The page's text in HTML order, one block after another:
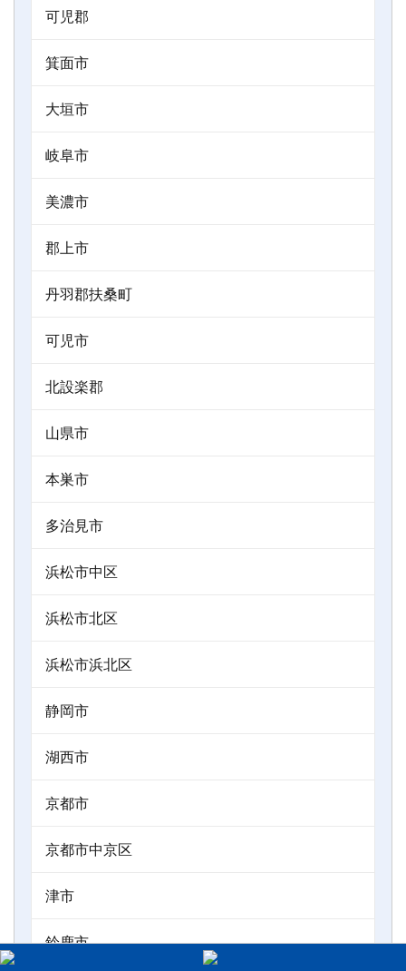
可児郡
箕面市
大垣市
岐阜市
美濃市
郡上市
丹羽郡扶桑町
可児市
北設楽郡
山県市
本巣市
多治見市
浜松市中区
浜松市北区
浜松市浜北区
静岡市
湖西市
京都市
京都市中京区
津市
鈴鹿市